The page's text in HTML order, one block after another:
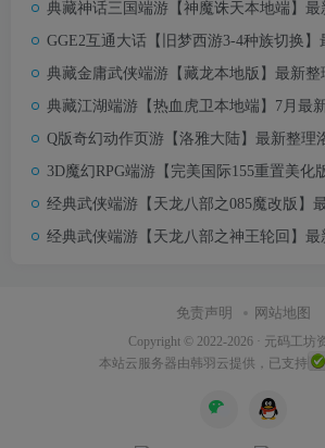
典藏神话三国端游【神魔诛天本地端】最新整理Win系服务端+PC客户端+货币修改教程
GGE2互通大话【旧梦西游3-4种族切换】最新整理Win系服务端+安卓PC互通客户端+内置GM工具+全套源
典藏金庸武侠端游【藏龙本地版】最新整理Win系服务端+PC客户端+GM工具+
典藏江湖端游【热血虎卫本地端】7月最新整理Win一键服务端+GM后台+PC客户
Q版奇幻动作页游【洛雅大陆】最新整理洛雅冒险Win系一键即玩服务端+GM工具+
3D魔幻RPG端游【完美国际155重置美化版】7月最新整理Linux手工服务端+网页注册+GM指令+GM工具+PC客
经典武侠端游【天龙八部之085魔改版】最新整理单机一键即玩镜像端+Linux手工服务端+PC客户端+GM
经典武侠端游【天龙八部之神王轮回】最新整理单机一键即玩镜像端+Linux手工服务端+PC客户端+GM工
免责声明 网站地图
Copyright © 2022-2026 · 元码工坊
本站云服务器由韩羽云提供，已支持